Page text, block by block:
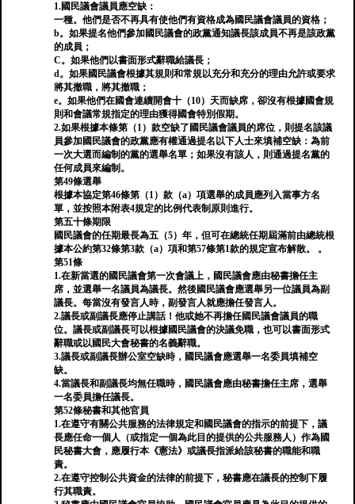
1.國民議會議員應空缺：
一種。他們是否不再具有使他們有資格成為國民議會議員的資格；
b。如果提名他們參加國民議會的政黨通知議長該成員不再是該政黨
的成員；
C。如果他們以書面形式辭職給議長；
d。如果國民議會根據其規則和常規以充分和充分的理由允許或要求
將其撤職，將其撤職；
e。如果他們在國會連續開會十（10）天而缺席，卻沒有根據國會規
則和會議常規指定的理由獲得國會特別假期。
2.如果根據本條第（1）款空缺了國民議會議員的席位，則提名該議
員參加國民議會的政黨應有權通過提名以下人士來填補空缺：為前
一次大選而編制的黨的選舉名單；如果沒有該人，則通過提名黨的
任何成員來編制。
第49條選舉
根據本協定第46條第（1）款（a）項選舉的成員應列入當事方名
單，並按照本附表4規定的比例代表制原則進行。
第五十條期限
國民議會的任期最長為五（5）年，但可在總統任期屆滿前由總統根
據本公約第32條第3款（a）項和第57條第1款的規定宣布解散。 。
第51條
1.在新當選的國民議會第一次會議上，國民議會應由秘書擔任主
席，並選舉一名議員為議長。然後國民議會應選舉另一位議員為副
議長。每當沒有發言人時，副發言人就應擔任發言人。
2.議長或副議長應停止講話！他或她不再擔任國民議會議員的職
位。議長或副議長可以根據國民議會的決議免職，也可以書面形式
辭職或以國民大會秘書的名義辭職。
3.議長或副議長辦公室空缺時，國民議會應選舉一名委員填補空
缺。
4.當議長和副議長均無任職時，國民議會應由秘書擔任主席，選舉
一名委員擔任議長。
第52條秘書和其他官員
1.在遵守有關公共服務的法律規定和國民議會的指示的前提下，議
長應任命一個人（或指定一個為此目的提供的公共服務人）作為國
民秘書大會，應履行本《憲法》或議長指派給該秘書的職能和職
責。
2.在遵守控制公共資金的法律的前提下，秘書應在議長的控制下履
行其職責。